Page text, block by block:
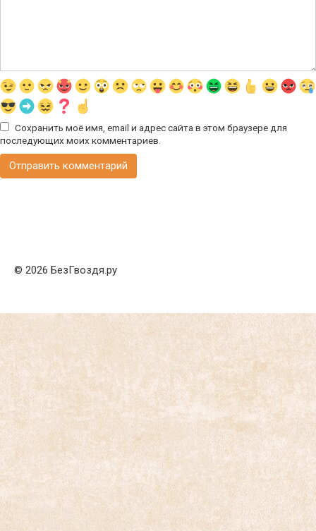
Сохранить моё имя, email и адрес сайта в этом браузере для
последующих моих комментариев.
© 2026 БезГвоздя.ру